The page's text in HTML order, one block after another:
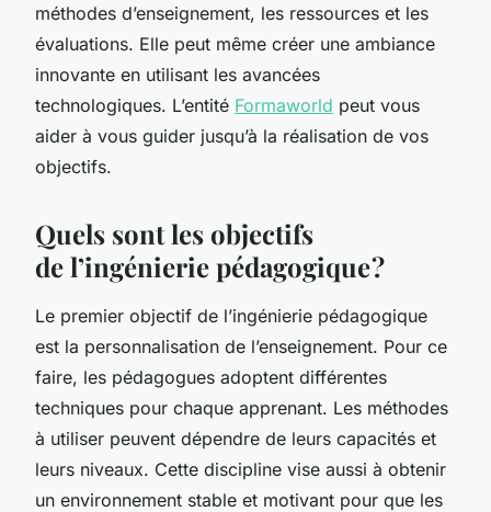
méthodes d’enseignement, les ressources et les
évaluations. Elle peut même créer une ambiance
innovante en utilisant les avancées
technologiques. L’entité Formaworld peut vous
aider à vous guider jusqu’à la réalisation de vos
objectifs.
Quels sont les objectifs
de l’ingénierie pédagogique ?
Le premier objectif de l’ingénierie pédagogique
est la personnalisation de l’enseignement. Pour ce
faire, les pédagogues adoptent différentes
techniques pour chaque apprenant. Les méthodes
à utiliser peuvent dépendre de leurs capacités et
leurs niveaux. Cette discipline vise aussi à obtenir
un environnement stable et motivant pour que les